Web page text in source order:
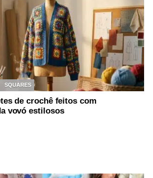
SQUARES
de crochê feitos com
vovó estilosos